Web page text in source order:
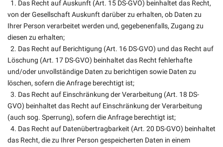
1. Das Recht auf Auskunft (Art. 15 DS-GVO) beinhaltet das Recht,
von der Gesellschaft Auskunft darüber zu erhalten, ob Daten zu
Ihrer Person verarbeitet werden und, gegebenenfalls, Zugang zu
diesen zu erhalten;
2. Das Recht auf Berichtigung (Art. 16 DS-GVO) und das Recht auf
Löschung (Art. 17 DS-GVO) beinhaltet das Recht fehlerhafte
und/oder unvollständige Daten zu berichtigen sowie Daten zu
löschen, sofern die Anfrage berechtigt ist;
3. Das Recht auf Einschränkung der Verarbeitung (Art. 18 DS-
GVO) beinhaltet das Recht auf Einschränkung der Verarbeitung
(auch sog. Sperrung), sofern die Anfrage berechtigt ist;
4. Das Recht auf Datenübertragbarkeit (Art. 20 DS-GVO) beinhaltet
das Recht, die zu Ihrer Person gespeicherten Daten in einem